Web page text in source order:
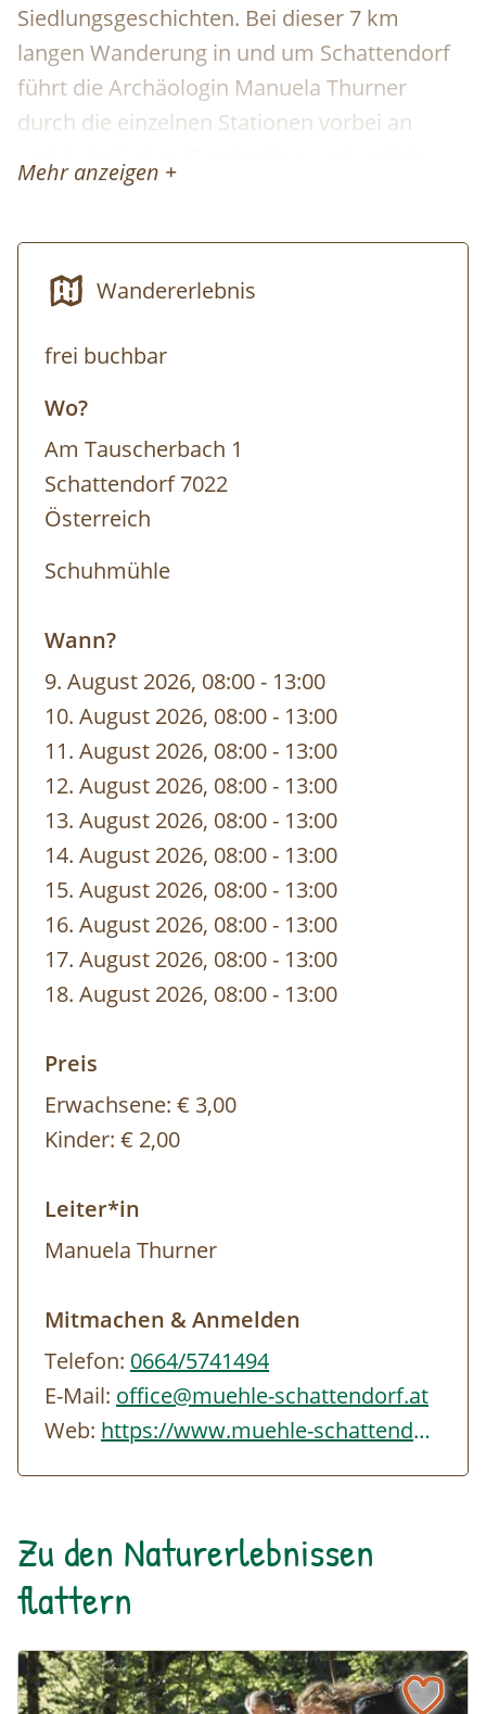
Siedlungsgeschichten. Bei dieser 7 km
langen Wanderung in und um Schattendorf
führt die Archäologin Manuela Thurner
durch die einzelnen Stationen vorbei an
archäologischen Fundstellen und erzählt
mehr über Schattendorfs vergangene
5 Personen
Dauer: 5 h
Mehr anzeigen +
Wandererlebnis
frei buchbar
Wo?
Am Tauscherbach 1
Schattendorf 7022
Österreich
Schuhmühle
Wann?
9. August 2026, 08:00- bis
13:00
10. August 2026, 08:00- bis
13:00
11. August 2026, 08:00- bis
13:00
12. August 2026, 08:00- bis
13:00
13. August 2026, 08:00- bis
13:00
14. August 2026, 08:00- bis
13:00
15. August 2026, 08:00- bis
13:00
16. August 2026, 08:00- bis
13:00
17. August 2026, 08:00- bis
13:00
18. August 2026, 08:00- bis
13:00
Preis
Erwachsene: € 3,00
Kinder: € 2,00
Leiter*in
Manuela Thurner
Mitmachen & Anmelden
Telefon: 0664/5741494
E-Mail: office@muehle-schattendorf.at
Web:
https://www.muehle-schattendorf.at/index.php
Zu den Naturerlebnissen
flattern